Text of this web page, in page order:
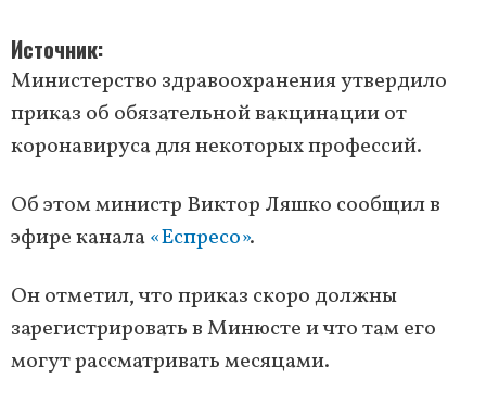
Источник
Министерство здравоохранения утвердило
приказ об обязательной вакцинации от
коронавируса для некоторых профессий.
Об этом министр Виктор Ляшко сообщил в
эфире канала«Еспресо».
Он отметил, что приказ скоро должны
зарегистрировать в Минюсте и что там его
могут рассматривать месяцами.